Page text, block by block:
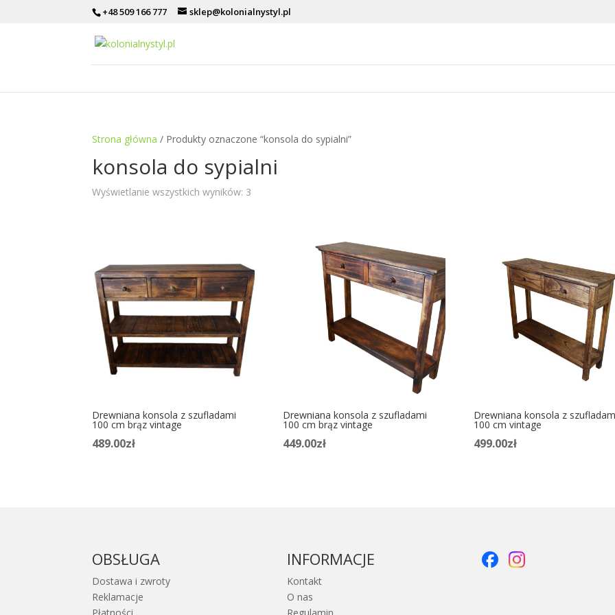
+48 509 166 777 sklep@kolonialnystyl.pl
Strona główna / Produkty oznaczone “konsola do sypialni”
konsola do sypialni
Wyświetlanie wszystkich wyników: 3
Drewniana konsola z szufladami
100 cm brąz vintage
489.00zł
Drewniana konsola z szufladami
100 cm brąz vintage
449.00zł
Drewniana konsola z
100 cm vintage
499.00zł
OBSŁUGA
Dostawa i zwroty
Reklamacje
INFORMACJE
Kontakt
O nas